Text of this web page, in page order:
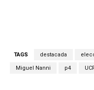
TAGS destacada
Miguel Nanni p4